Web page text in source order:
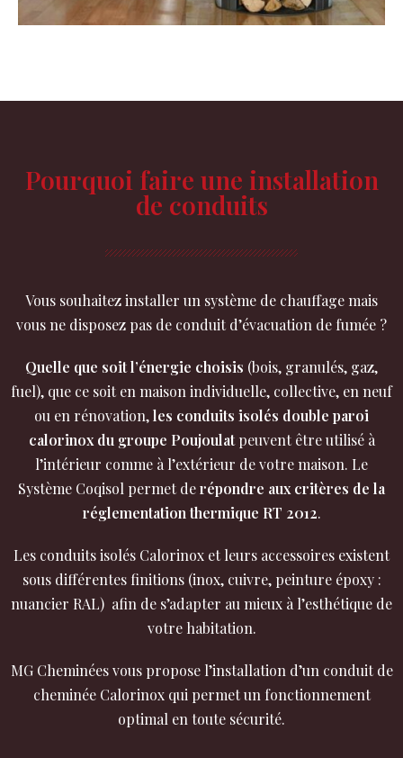
Pourquoi faire une installation
de conduits
Vous souhaitez installer un système de chauffage mais
vous ne disposez pas de conduit d’évacuation de fumée ?
Quelle que soit l’énergie choisis (bois, granulés, gaz,
fuel), que ce soit en maison individuelle, collective, en neuf
ou en rénovation,les conduits isolés double paroi
calorinox du groupe Poujoulatpeuvent être utilisé à
l’intérieur comme à l’extérieur de votre maison. Le
Système Coqisol permet derépondre aux critères de la
réglementation thermique RT 2012.
Les conduits isolés Calorinox et leurs accessoires existent
sous différentes finitions (inox, cuivre, peinture époxy :
nuancier RAL) afin de s’adapter au mieux à l’esthétique de
votre habitation.
MG Cheminées vous propose l’installation d’un conduit de
cheminée Calorinox qui permet un fonctionnement
optimal en toute sécurité.